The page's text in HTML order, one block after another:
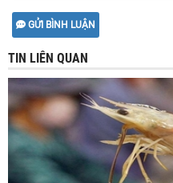
GỬI BÌNH LUẬN
TIN LIÊN QUAN